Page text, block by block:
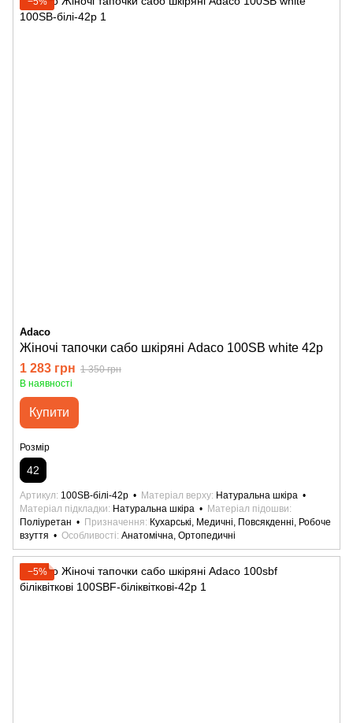
Adaco
Жіночі тапочки сабо шкіряні Adaco 100SB white 42р
1 283 грн 1 350 грн
В наявності
Купити
Розмір
42
Артикул 100SB-білі-42р Матеріал верху Натуральна шкіра
Матеріал підкладки
Натуральна шкіра
Матеріал підошви
Поліуретан
Призначення
Кухарські, Медичні, Повсякденні, Робоче
взуття
Особливості Анатомічна, Ортопедичні
−5%